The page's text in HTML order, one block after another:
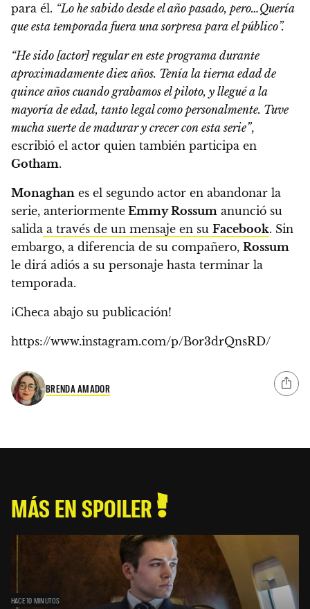
para él. “Lo he sabido desde el año pasado, pero…Quería
que esta temporada fuera una sorpresa para el público”.
“He sido [actor] regular en este programa durante
aproximadamente diez años. Tenía la tierna edad de
quince años cuando grabamos el piloto, y llegué a la
mayoría de edad, tanto legal como personalmente. Tuve
mucha suerte de madurar y crecer con esta serie”,
escribió el actor quien también participa en
Gotham.
Monaghan es el segundo actor en abandonar la
serie, anteriormente Emmy Rossum anunció su
salida a través de un mensaje en su Facebook. Sin
embargo, a diferencia de su compañero, Rossum
le dirá adiós a su personaje hasta terminar la
temporada.
¡Checa abajo su publicación!
https://www.instagram.com/p/Bor3drQnsRD/
BRENDA AMADOR
MÁS EN SPOILER
HACE 10 MINUTOS